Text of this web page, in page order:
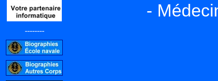
--------
-